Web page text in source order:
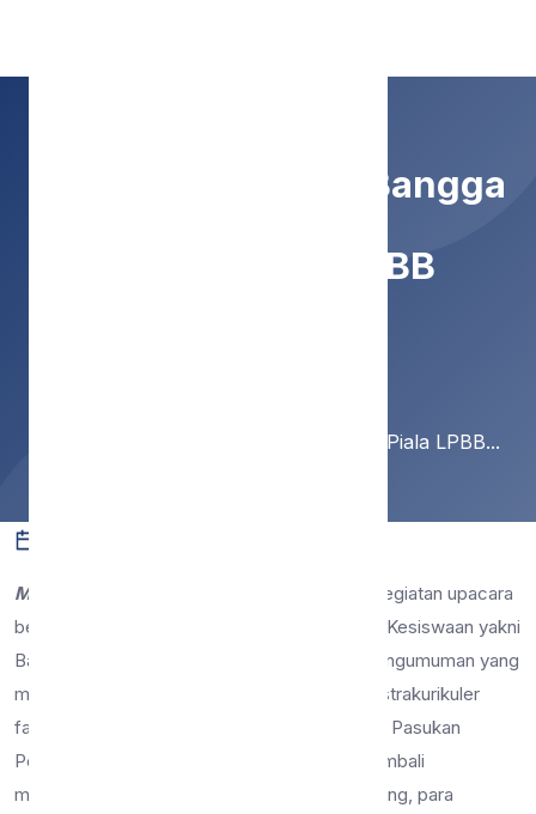
PASWIRA Dengan Bangga
Borong Piala LPBB
PASWIRA Dengan Bangga Borong Piala LPBB...
Malang, 13 Februari 2023
– Tepat setelah kegiatan upacara
bendera hari ini, Wakil Kepala Sekolah Urusan Kesiswaan yakni
Bapak Rudy Santosa, S.Pd menyampaikan pengumuman yang
membanggakan untuk sekolah. Salah satu ekstrakurikuler
favorit para siswa SMP Negeri 9 Malang yaitu Pasukan
Pengibar Bendera Wirajatama (PASWIRA) kembali
menorehkan prestasi. Tidak tanggung-tanggung, para